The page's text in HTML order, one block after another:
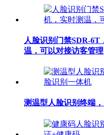
人脸识别门禁SDR-6T
温，可以对接访客管理
测温型人脸识别终端